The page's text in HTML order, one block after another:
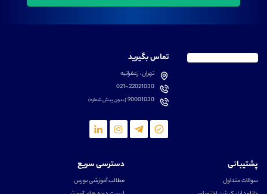
تماس بگیرید
تهران، زعفرانیه
021-22021030
90001030(بدون پیش شماره)
پشتیبانی
سوالات متداول
دسترسی سریع
مطالب آموزشی بورس